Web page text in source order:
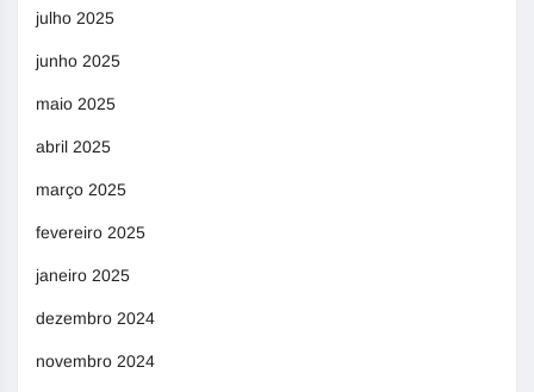
julho 2025
junho 2025
maio 2025
abril 2025
março 2025
fevereiro 2025
janeiro 2025
dezembro 2024
novembro 2024